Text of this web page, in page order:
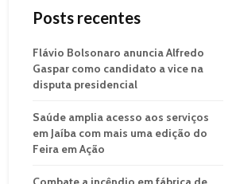
Posts recentes
Flávio Bolsonaro anuncia Alfredo
Gaspar como candidato a vice na
disputa presidencial
Saúde amplia acesso aos serviços
em Jaíba com mais uma edição do
Feira em Ação